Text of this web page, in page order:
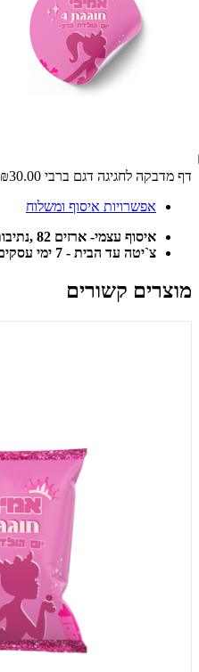
דף מדבקה לחגיגה דגם ברבי ₪30.00
אפשרויות איסוף ומשלוח
איסוף עצמי- ארזים 82 ,נתיבות
צ`יטה עד הבית - 7 ימי עסקים
מוצרים קשורים